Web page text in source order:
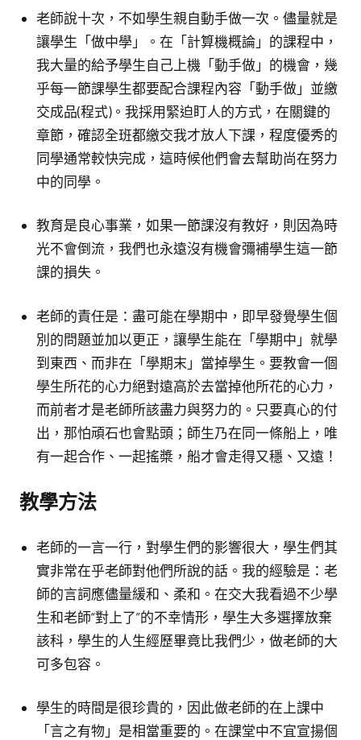
老師說十次，不如學生親自動手做一次。儘量就是
讓學生「做中學」。在「計算機概論」的課程中，
我大量的給予學生自己上機「動手做」的機會，幾
乎每一節課學生都要配合課程內容「動手做」並繳
交成品(程式)。我採用緊迫盯人的方式，在關鍵的
章節，確認全班都繳交我才放人下課，程度優秀的
同學通常較快完成，這時候他們會去幫助尚在努力
中的同學。
教育是良心事業，如果一節課沒有教好，則因為時
光不會倒流，我們也永遠沒有機會彌補學生這一節
課的損失。
老師的責任是：盡可能在學期中，即早發覺學生個
別的問題並加以更正，讓學生能在「學期中」就學
到東西、而非在「學期末」當掉學生。要教會一個
學生所花的心力絕對遠高於去當掉他所花的心力，
而前者才是老師所該盡力與努力的。只要真心的付
出，那怕頑石也會點頭；師生乃在同一條船上，唯
有一起合作、一起搖槳，船才會走得又穩、又遠！
教學方法
老師的一言一行，對學生們的影響很大，學生們其
實非常在乎老師對他們所說的話。我的經驗是：老
師的言詞應儘量緩和、柔和。在交大我看過不少學
生和老師“對上了”的不幸情形，學生大多選擇放棄
該科，學生的人生經歷畢竟比我們少，做老師的大
可多包容。
學生的時間是很珍貴的，因此做老師的在上課中
「言之有物」是相當重要的。在課堂中不宜宣揚個